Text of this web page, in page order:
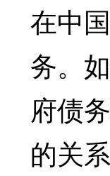
在中
务。
府债
的关